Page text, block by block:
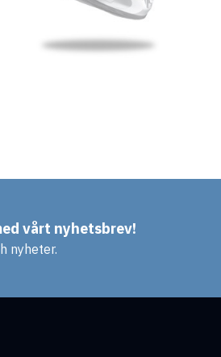
vårt nyhetsbrev!
nyheter.